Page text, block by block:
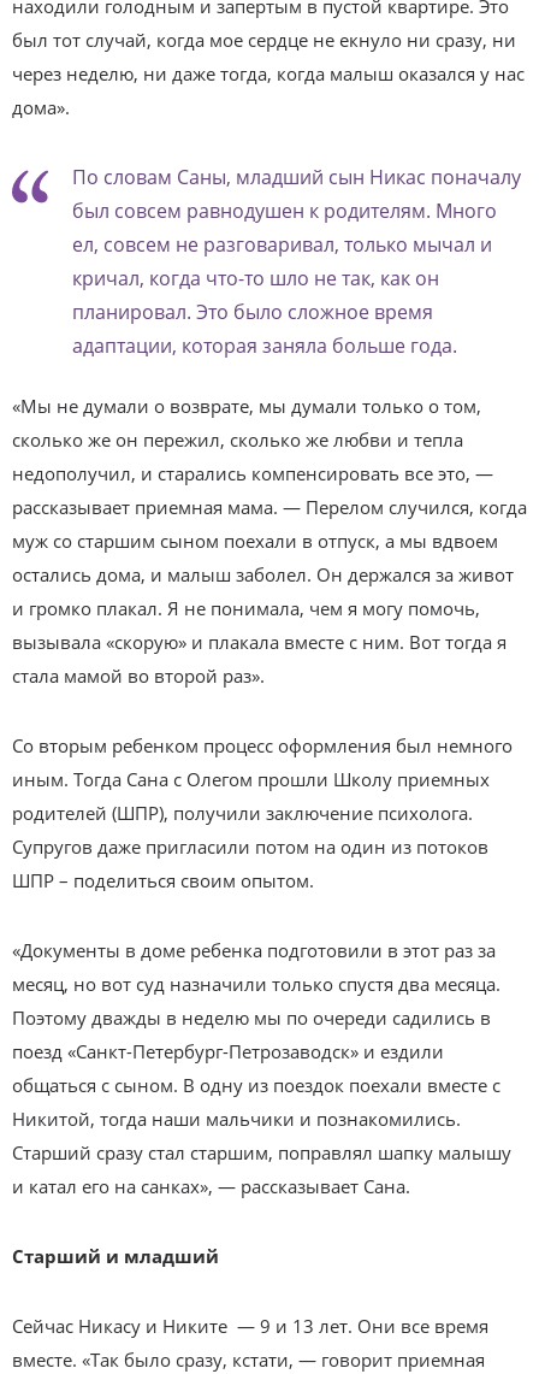
находили голодным и запертым в пустой квартире. Это
был тот случай, когда мое сердце не екнуло ни сразу, ни
через неделю, ни даже тогда, когда малыш оказался у нас
дома».
По словам Саны, младший сын Никас поначалу
был совсем равнодушен к родителям. Много
ел, совсем не разговаривал, только мычал и
кричал, когда что-то шло не так, как он
планировал. Это было сложное время
адаптации, которая заняла больше года.
«Мы не думали о возврате, мы думали только о том,
сколько же он пережил, сколько же любви и тепла
недополучил, и старались компенсировать все это, —
рассказывает приемная мама. — Перелом случился, когда
муж со старшим сыном поехали в отпуск, а мы вдвоем
остались дома, и малыш заболел. Он держался за живот
и громко плакал. Я не понимала, чем я могу помочь,
вызывала «скорую» и плакала вместе с ним. Вот тогда я
стала мамой во второй раз».
Со вторым ребенком процесс оформления был немного
иным. Тогда Сана с Олегом прошли Школу приемных
родителей (ШПР), получили заключение психолога.
Супругов даже пригласили потом на один из потоков
ШПР – поделиться своим опытом.
«Документы в доме ребенка подготовили в этот раз за
месяц, но вот суд назначили только спустя два месяца.
Поэтому дважды в неделю мы по очереди садились в
поезд «Санкт-Петербург-Петрозаводск» и ездили
общаться с сыном. В одну из поездок поехали вместе с
Никитой, тогда наши мальчики и познакомились.
Старший сразу стал старшим, поправлял шапку малышу
и катал его на санках», — рассказывает Сана.
Старший и младший
Сейчас Никасу и Никите — 9 и 13 лет. Они все время
вместе. «Так было сразу, кстати, — говорит приемная